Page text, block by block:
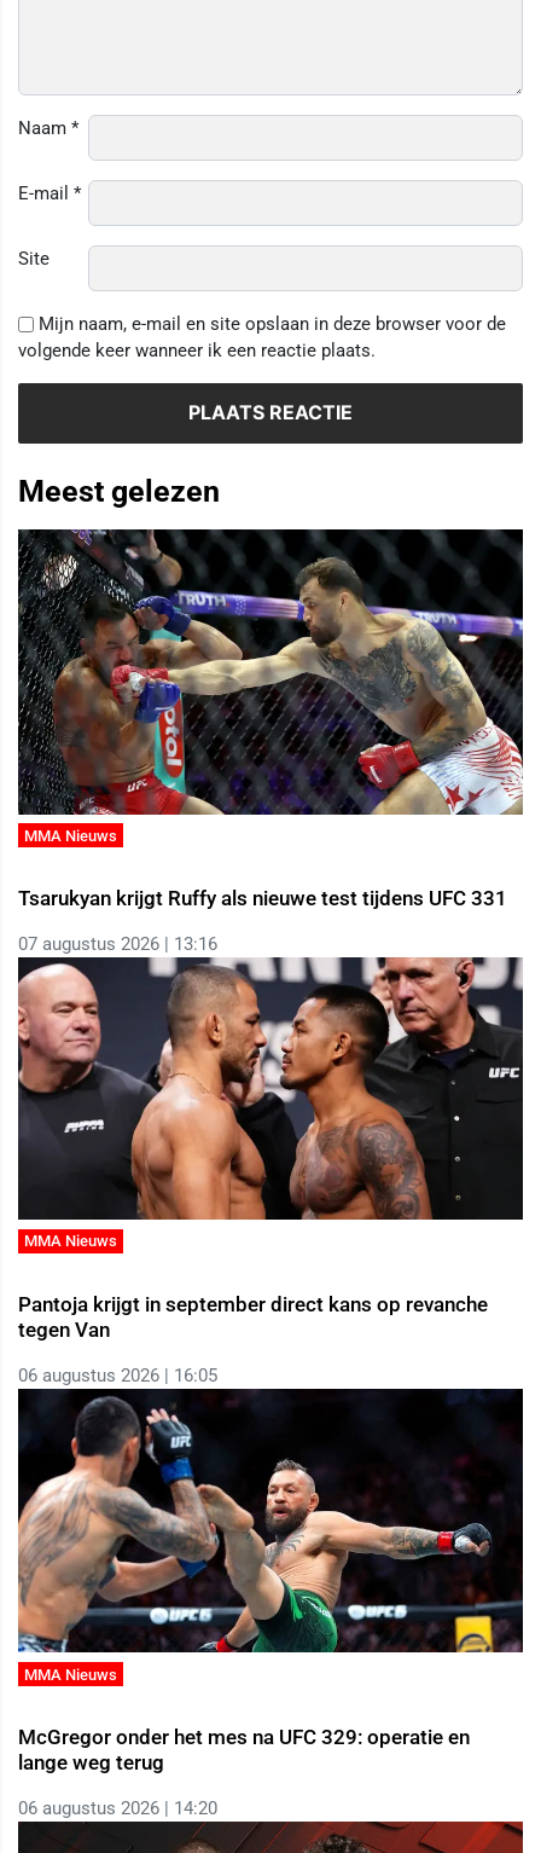
Naam *
E-mail *
Site
Mijn naam, e-mail en site opslaan in deze browser voor de
volgende keer wanneer ik een reactie plaats.
Meest gelezen
MMA Nieuws
Tsarukyan krijgt Ruffy als nieuwe test tijdens UFC 331
07 augustus 2026 | 13:16
MMA Nieuws
Pantoja krijgt in september direct kans op revanche
tegen Van
06 augustus 2026 | 16:05
MMA Nieuws
McGregor onder het mes na UFC 329: operatie en
lange weg terug
06 augustus 2026 | 14:20